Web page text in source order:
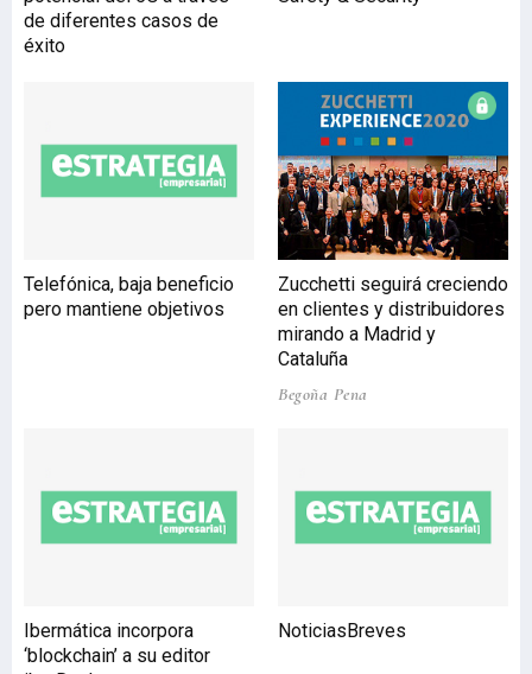
responsables. Además, el
alcanzó los 13.826 millone
de diferentes casos de
éxito
Telefónica, baja beneficio
pero mantiene objetivos
Zucchetti seguirá creciendo
en clientes y distribuidores
mirando a Madrid y
Cataluña
Begoña Pena
Ibermática incorpora
‘blockchain’ a su editor
NoticiasBreves